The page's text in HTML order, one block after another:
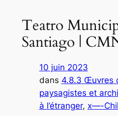
Teatro
Santiago |
10 juin 2023
dans 4.8.3 Œuvres
paysagistes et
à l’étranger, x—-